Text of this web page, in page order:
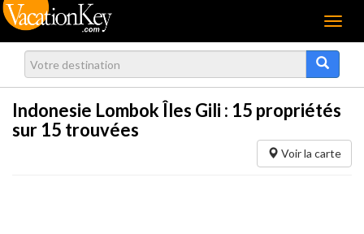
Menu
Indonesie Lombok Îles Gili : 15 propriétés
sur 15 trouvées
Voir la carte